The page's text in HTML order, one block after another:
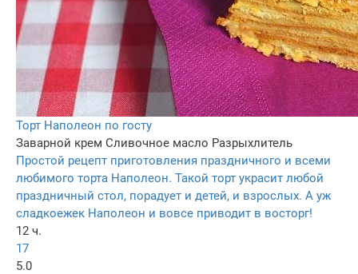
Торт Наполеон по госту
Заварной крем Сливочное масло Разрыхлитель
Простой рецепт приготовления праздничного и всеми
любимого торта Наполеон. Такой торт украсит любой
праздничный стол, порадует и детей, и взрослых. А уж
сладкоежек Наполеон и вовсе приводит в восторг!
12 ч.
17
5.0